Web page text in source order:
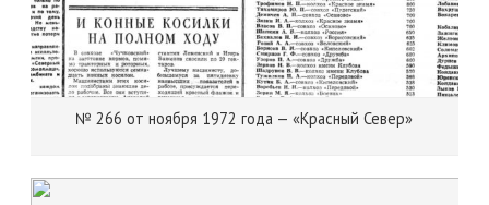
№ 266 от ноября 1972 года — «Красный Север»